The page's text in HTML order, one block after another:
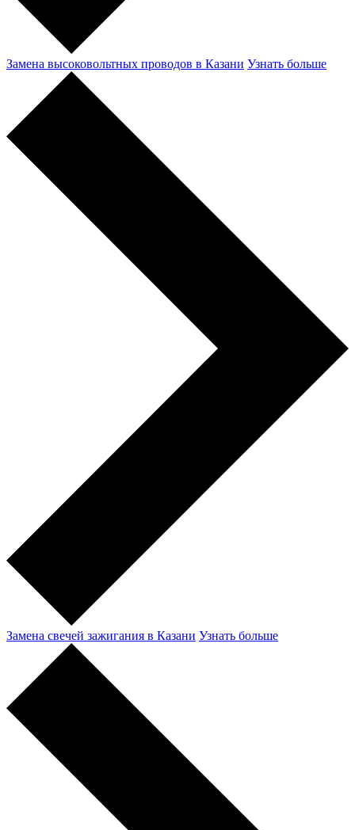
Замена высоковольтных проводов в Казани Узнать больше
Замена свечей зажигания в Казани Узнать больше